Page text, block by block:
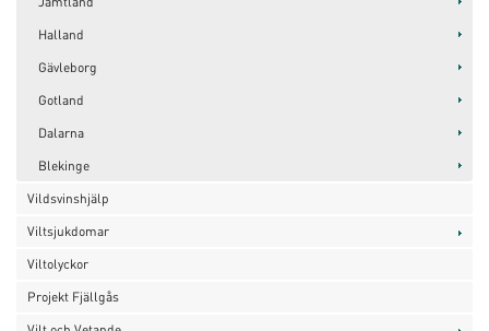
Halland
Gävleborg
Gotland
Dalarna
Blekinge
Vildsvinshjälp
Viltsjukdomar
Viltolyckor
Projekt Fjällgås